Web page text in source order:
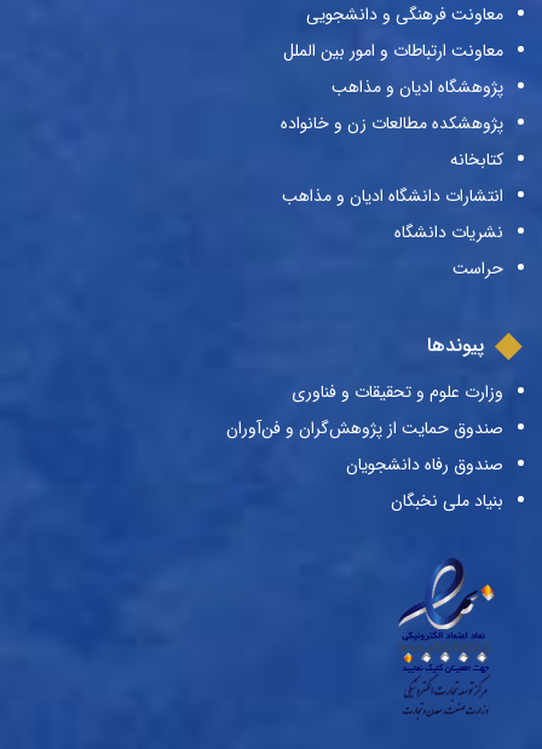
معاونت فرهنگی و دانشجویی
معاونت ارتباطات و امور بین الملل
پژوهشگاه ادیان و مذاهب
پژوهشکده مطالعات زن و خانواده
کتابخانه
انتشارات دانشگاه ادیان و مذاهب
نشریات دانشگاه
حراست
پیوندها
وزارت علوم و تحقیقات و فناوری
صندوق حمایت از پژوهش‌گران و فن‌آوران
صندوق رفاه دانشجویان
بنیاد ملی نخبگان